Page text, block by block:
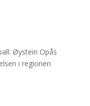
Øystein Opås
i regionen